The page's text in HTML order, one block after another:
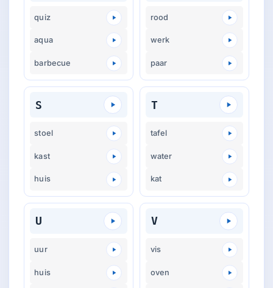
quiz
aqua
barbecue
rood
werk
paar
S
stoel
kast
huis
T
tafel
water
kat
U
uur
huis
V
vis
oven